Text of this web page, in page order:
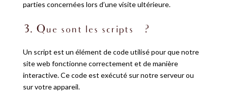
parties concernées lors d’une visite ultérieure.
3. Que sont les scripts ?
Un script est un élément de code utilisé pour que notre
site web fonctionne correctement et de manière
interactive. Ce code est exécuté sur notre serveur ou
sur votre appareil.